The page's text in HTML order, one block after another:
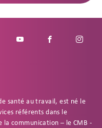
socialYoutube Facebook
santé au travail, est né le
référents dans le
la communication – le CMB -